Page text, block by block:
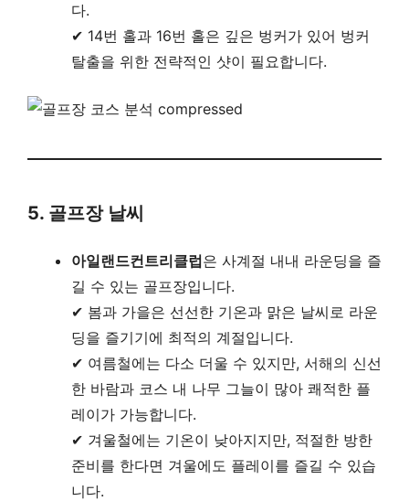
다.
✔ 14번 홀과 16번 홀은 깊은 벙커가 있어 벙커
탈출을 위한 전략적인 샷이 필요합니다.
5. 골프장 날씨
아일랜드컨트리클럽은 사계절 내내 라운딩을 즐
길 수 있는 골프장입니다.
✔ 봄과 가을은 선선한 기온과 맑은 날씨로 라운
딩을 즐기기에 최적의 계절입니다.
✔ 여름철에는 다소 더울 수 있지만, 서해의 신선
한 바람과 코스 내 나무 그늘이 많아 쾌적한 플
레이가 가능합니다.
✔ 겨울철에는 기온이 낮아지지만, 적절한 방한
준비를 한다면 겨울에도 플레이를 즐길 수 있습
니다.